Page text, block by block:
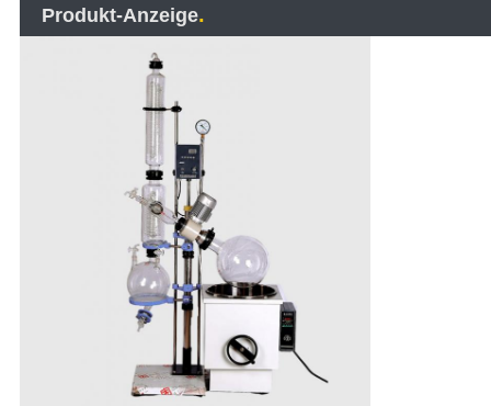
Produkt-Anzeige.